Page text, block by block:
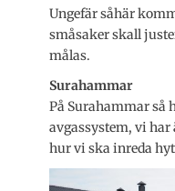
Ungefär såhär
småsaker skall
målas.
Surahammar
På Surahammar så
avgassystem, vi har
hur vi ska inreda